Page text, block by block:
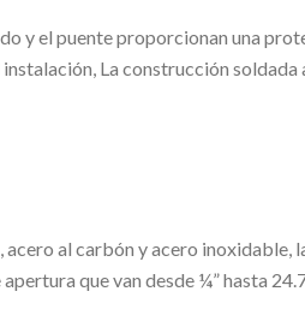
y el puente proporcionan una
La construcción
al carbón y acero inoxidable,
que van desde ¼” hasta